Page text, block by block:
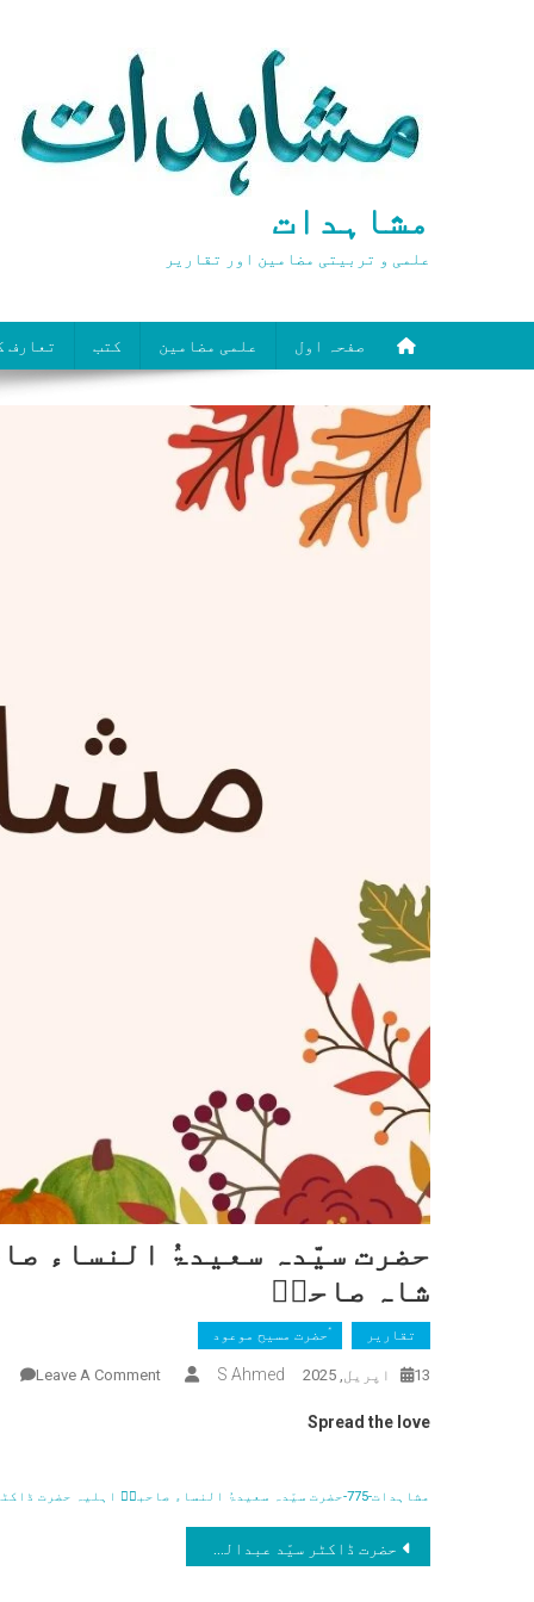
مشاہدات
علمی و تربیتی مضامین اور تقاریر
صفحہ اول علمی مضامین کتب تعارف
حضرت سیّدہ سعیدۃُ النساء
شاہ صاحبؓ
تقاریر ٰؑحضرت مسیح موعود
13 اپریل, 2025 S Ahmed
Leave A Comment
Spread the love
مشاہدات-775-حضرت سیّدہ سعیدۃُ النساء صاحبہؓ اہلیہ حضرت ڈاکٹر عبدالستار شاہ صاحبؓ
پوسٹوں
حضرت ڈاکٹر سیّد عبدالستار شاہ صاحبؓ